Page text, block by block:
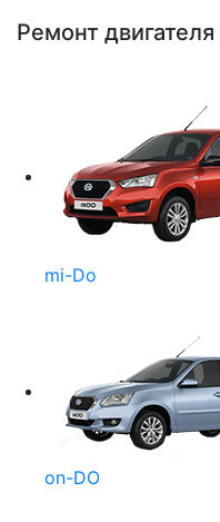
Ремонт двигателя
mi-Do
on-DO